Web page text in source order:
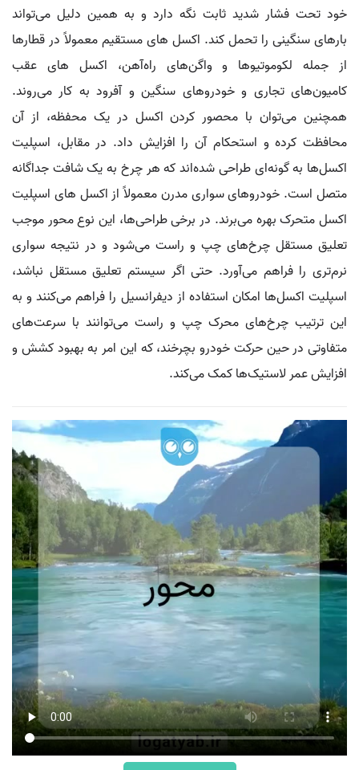
خود تحت فشار شدید ثابت نگه دارد و به همین دلیل می‌تواند
بارهای سنگینی را تحمل کند. اکسل های مستقیم معمولاً در قطارها
از جمله لکوموتیوها و واگن‌های راه‌آهن، اکسل های عقب
کامیون‌های تجاری و خودروهای سنگین و آفرود به کار می‌روند.
همچنین می‌توان با محصور کردن اکسل در یک محفظه، از آن
محافظت کرده و استحکام آن را افزایش داد. در مقابل، اسپلیت
اکسل‌ها به گونه‌ای طراحی شده‌اند که هر چرخ به یک شافت جداگانه
متصل است. خودروهای سواری مدرن معمولاً از اکسل های اسپلیت
اکسل متحرک بهره می‌برند. در برخی طراحی‌ها، این نوع محور موجب
تعلیق مستقل چرخ‌های چپ و راست می‌شود و در نتیجه سواری
نرم‌تری را فراهم می‌آورد. حتی اگر سیستم تعلیق مستقل نباشد،
اسپلیت اکسل‌ها امکان استفاده از دیفرانسیل را فراهم می‌کنند و به
این ترتیب چرخ‌های محرک چپ و راست می‌توانند با سرعت‌های
متفاوتی در حین حرکت خودرو بچرخند، که این امر به بهبود کشش و
افزایش عمر لاستیک‌ها کمک می‌کند.